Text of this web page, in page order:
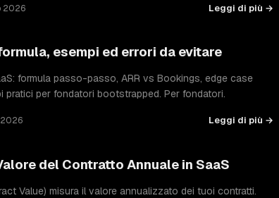
2026 Leggi di più →
esempi ed errori da evitare
formula passo-passo, ARR vs Bookings, edge case
pratici per fondatori bootstrapped. Per fondatori.
2026 Leggi di più →
del Contratto Annuale in SaaS
Value) misura il valore annualizzato dei tuoi contratti.